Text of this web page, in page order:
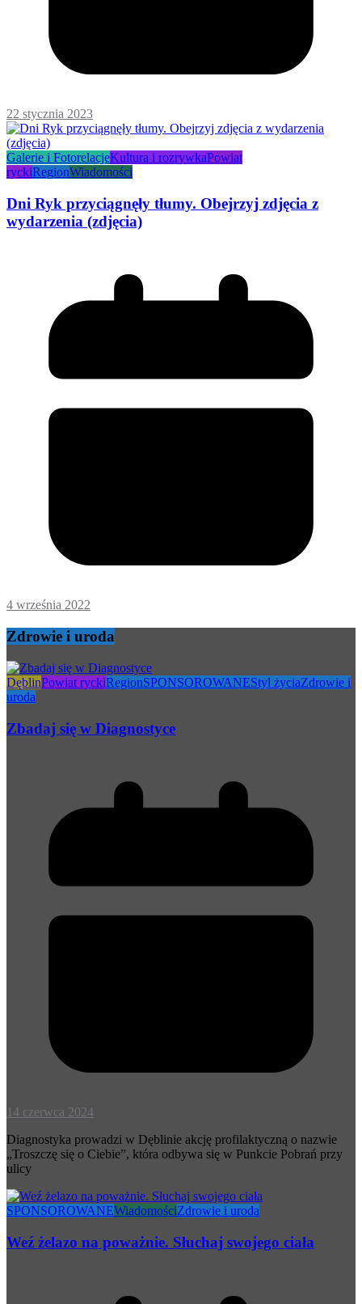
22 stycznia 2023
Galerie i FotorelacjeKultura i rozrywkaPowiat
ryckiRegionWiadomości
Dni Ryk przyciągnęły tłumy. Obejrzyj zdjęcia z
wydarzenia (zdjęcia)
4 września 2022
Zdrowie i uroda
DęblinPowiat ryckiRegionSPONSOROWANEStyl życiaZdrowie i
uroda
Zbadaj się w Diagnostyce
14 czerwca 2024
Diagnostyka prowadzi w Dęblinie akcję profilaktyczną o nazwie
„Troszczę się o Ciebie”, która odbywa się w Punkcie Pobrań przy
ulicy
SPONSOROWANEWiadomościZdrowie i uroda
Weź żelazo na poważnie. Słuchaj swojego ciała